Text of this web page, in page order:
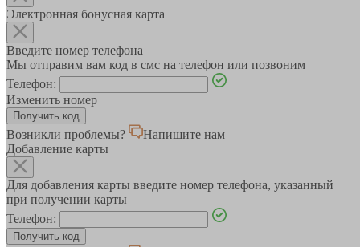
Электронная бонусная карта
Введите номер телефона
Мы отправим вам код в смс на телефон или позвоним
Телефон:
Изменить номер
Возникли проблемы?
Напишите нам
Добавление карты
Для добавления карты введите номер телефона, указанный
при получении карты
Телефон: